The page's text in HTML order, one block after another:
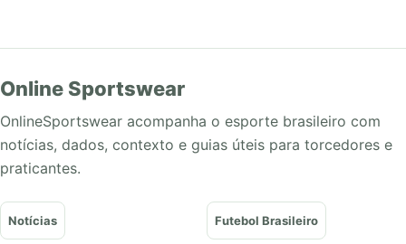
Online Sportswear
OnlineSportswear acompanha o esporte brasileiro com
notícias, dados, contexto e guias úteis para torcedores e
praticantes.
Notícias Futebol Brasileiro